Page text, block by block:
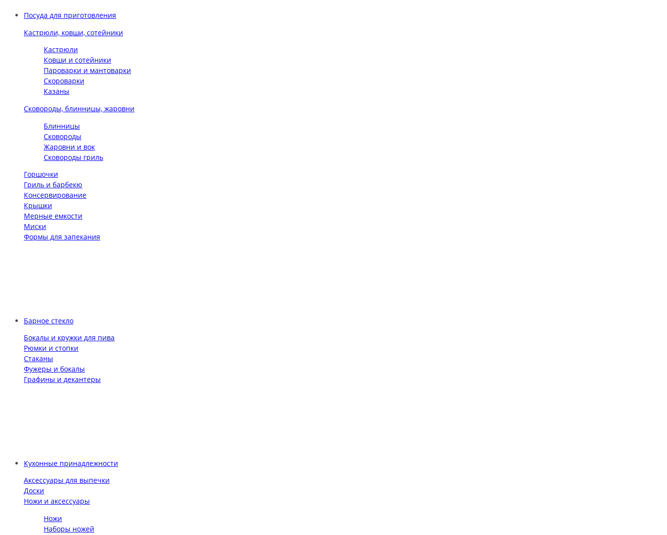
Посуда для приготовления
Кастрюли, ковши, сотейники
Кастрюли
Ковши и сотейники
Пароварки и мантоварки
Скороварки
Казаны
Сковороды, блинницы, жаровни
Блинницы
Сковороды
Жаровни и вок
Сковороды гриль
Горшочки
Гриль и барбекю
Консервирование
Крышки
Мерные емкости
Миски
Формы для запекания
Барное стекло
Бокалы и кружки для пива
Рюмки и стопки
Стаканы
Фужеры и бокалы
Графины и декантеры
Кухонные принадлежности
Аксессуары для выпечки
Доски
Ножи и аксессуары
Ножи
Наборы ножей